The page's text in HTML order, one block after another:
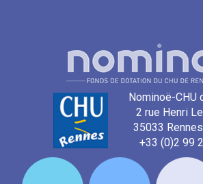
Nominoë-CHU
2 rue Henri
35033
+33 (0)2 99